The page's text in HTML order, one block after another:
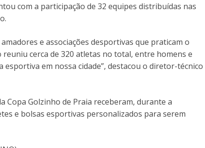
com a participação de 32 equipes distribuídas nas
e associações desportivas que praticam o
cerca de 320 atletas no total, entre homens e
em nossa cidade”, destacou o diretor-técnico
Copa Golzinho de Praia receberam, durante a
e bolsas esportivas personalizados para serem